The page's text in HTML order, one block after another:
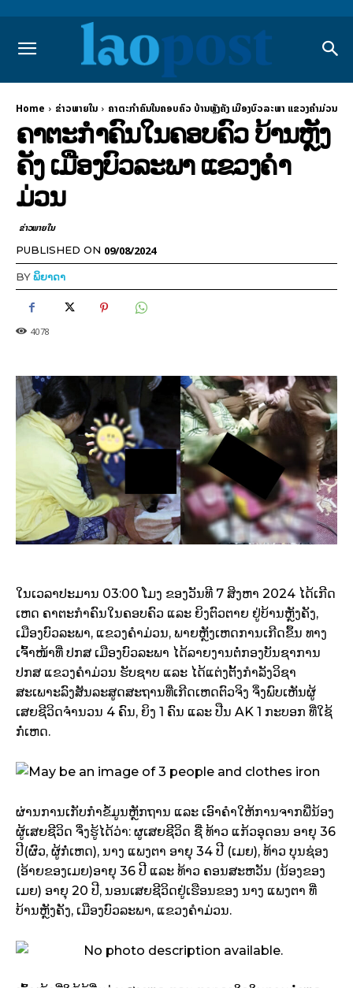
Home ຂ່າວພາຍ​ໃນ ຄາຕະກຳຄົນໃນຄອບຄົວ ບ້ານຫຼັງຄັງ ເມືອງບົວລະພາ ແຂວງຄຳມ່ວນ
ຄາຕະກຳຄົນໃນຄອບຄົວ ບ້ານຫຼັງ
ຄັງ ເມືອງບົວລະພາ ແຂວງຄຳ
ມ່ວນ
ຂ່າວພາຍ​ໃນ
PUBLISHED ON 09/08/2024
BYພິຍາດາ
4078
ໃນເວລາປະມານ 03:00 ໂມງ ຂອງວັນທີ 7 ສິງຫາ 2024 ໄດ້ເກີດ
ເຫດ ຄາຕະກຳຄົນໃນຄອບຄົວ ແລະ ຍິງຕົວຕາຍ ຢູ່ບ້ານຫຼັງຄັງ,
ເມືອງບົວລະພາ, ແຂວງຄຳມ່ວນ, ພາຍຫຼັງເຫດການເກີດຂຶ້ນ ທາງ
ເຈົ້າໜ້າທີ່ ປກສ ເມືອງບົວລະພາ ໄດ້ລາຍງານຕໍ່ກອງບັນຊາການ
ປກສ ແຂວງຄຳມ່ວນ ຮັບຊາບ ແລະ ໄດ້ແຕ່ງຕັ້ງກຳລັງວິຊາ
ສະເພາະລົງສັນລະສູດສະຖານທີ່ເກີດເຫດຕົວຈິງ ຈຶ່ງພົບເຫັນຜູ້
ເສຍຊີວິດຈຳນວນ 4 ຄົນ, ຍິງ 1 ຄົນ ແລະ ປືນ AK 1 ກະບອກ ທີ່ໃຊ້
ກໍ່ເຫດ.
ຜ່ານການເກັບກໍາຂໍ້ມູນຫຼັກຖານ ແລະ ເອົາຄໍາໃຫ້ການຈາກພີ່ນ້ອງ
ຜູ້ເສຍຊີວິດ ຈຶ່ງຮູ້ໄດ້ວ່າ: ຜູເສຍຊີວິດ ຊື່ ທ້າວ ແກ້ວອຸດອນ ອາຍຸ 36
ປີ(ຜົວ, ຜູ້ກໍ່ເຫດ), ນາງ ແພງຕາ ອາຍຸ 34 ປີ (ເມຍ), ທ້າວ ບຸນຊ່ອງ
(ອ້າຍຂອງເມຍ)ອາຍຸ 36 ປີ ແລະ ທ້າວ ຄອນສະຫວັນ (ນ້ອງຂອງ
ເມຍ) ອາຍຸ 20 ປີ, ນອນເສຍຊີວິດຢູ່ເຮືອນຂອງ ນາງ ແພງຕາ ທີ່
ບ້ານຫຼັງຄັງ, ເມືອງບົວລະພາ, ແຂວງຄຳມ່ວນ.